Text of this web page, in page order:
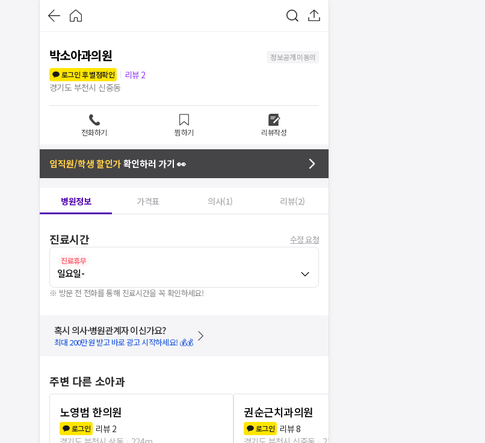
박소아과의원
정보공개 미동의
로그인 후 별점확인
리뷰 2
경기도 부천시 신중동
전화하기 찜하기 리뷰작성
임직원/학생 할인가확인하러 가기 👀
병원정보 가격표 의사(1) 리뷰(2)
진료시간 수정 요청
진료휴무
일요일-
※ 방문 전 전화를 통해 진료시간을 꼭 확인하세요!
혹시 의사·병원관계자 이신가요?
최대 200만원 받고 바로 광고 시작하세요! 💰💰
주변 다른 소아과
노영범 한의원
로그인 리뷰 2
권순근치과의원
로그인 리뷰8